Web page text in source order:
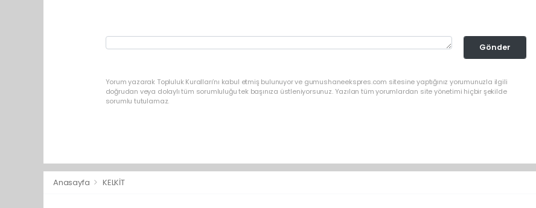
Gönder
Yorum yazarak Topluluk Kuralları’nı kabul etmiş bulunuyor ve gumushaneekspres.com sitesine yaptığınız yorumunuzla ilgili
doğrudan veya dolaylı tüm sorumluluğu tek başınıza üstleniyorsunuz. Yazılan tüm yorumlardan site yönetimi hiçbir şekilde
sorumlu tutulamaz.
Anasayfa KELKİT